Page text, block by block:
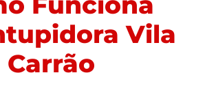
Vila
Carrão